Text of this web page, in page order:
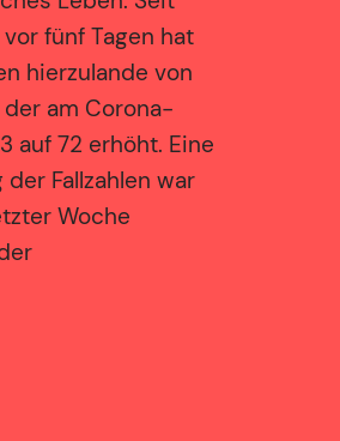
fünf Tagen hat
hierzulande von
der am Corona-
auf 72 erhöht. Eine
Fallzahlen war
Woche